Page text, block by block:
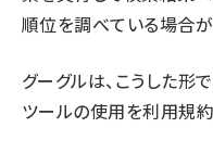
順位を調べている場合が
グーグルは、こうした形
ツールの使用を利用規